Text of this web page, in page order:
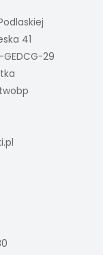
41
29